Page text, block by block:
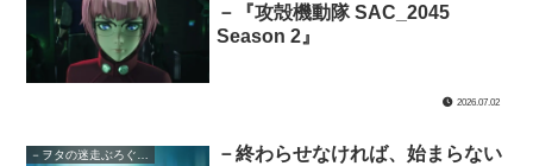
－『攻殻機動隊 SAC_2045
Season 2』
2026.07.02
－ヲタの迷走ぶろぐ城下・サイボーグの館－
－終わらせなければ、始まらない